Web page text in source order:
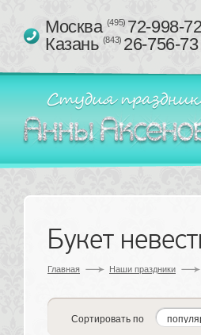
Москва (495)72-998-
Казань (843)26-756-73
Букет
Главная Наши праздники
Сортировать по